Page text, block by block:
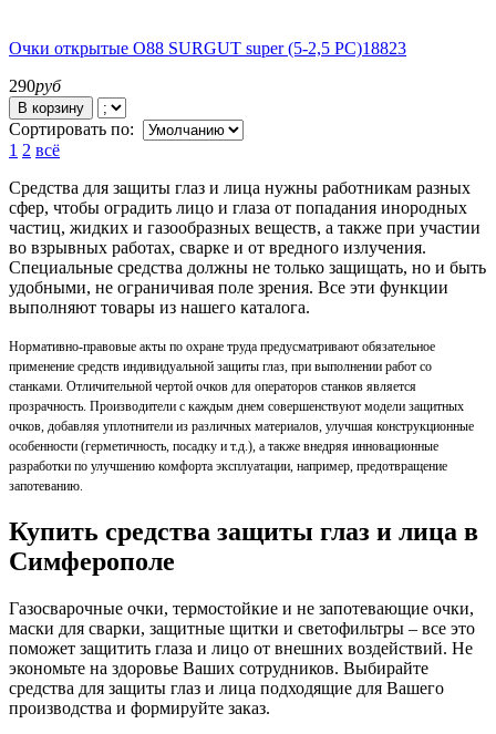
Очки открытые О88 SURGUT super (5-2,5 PC)18823
290руб
В корзину
Сортировать по:
1 2 всё
Средства для защиты глаз и лица нужны работникам разных
сфер, чтобы оградить лицо и глаза от попадания инородных
частиц, жидких и газообразных веществ, а также при участии
во взрывных работах, сварке и от вредного излучения.
Специальные средства должны не только защищать, но и быть
удобными, не ограничивая поле зрения. Все эти функции
выполняют товары из нашего каталога.
Нормативно-правовые акты по охране труда предусматривают обязательное
применение средств индивидуальной защиты глаз, при выполнении работ со
станками. Отличительной чертой очков для операторов станков является
прозрачность. Производители с каждым днем совершенствуют модели защитных
очков, добавляя уплотнители из различных материалов, улучшая конструкционные
особенности (герметичность, посадку и т.д.), а также внедряя инновационные
разработки по улучшению комфорта эксплуатации, например, предотвращение
запотеванию.
Купить средства защиты глаз и лица в
Симферополе
Газосварочные очки, термостойкие и не запотевающие очки,
маски для сварки, защитные щитки и светофильтры – все это
поможет защитить глаза и лицо от внешних воздействий. Не
экономьте на здоровье Ваших сотрудников. Выбирайте
средства для защиты глаз и лица подходящие для Вашего
производства и формируйте заказ.